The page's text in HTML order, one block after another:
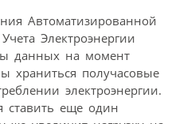
Автоматизированной
Электроэнергии
данных на момент
храниться получасовые
электроэнергии.
ставить еще один